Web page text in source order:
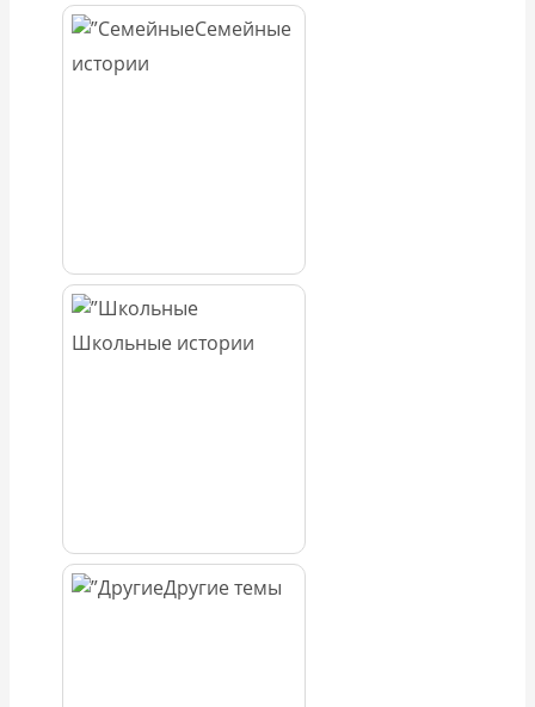
Семейные
истории
Школьные истории
Другие темы